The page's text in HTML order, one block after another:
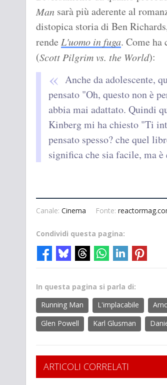
Man sarà più aderente al
distopica storia di Ben
rende L'uomo in fuga. Come ha
(Scott Pilgrim vs. the World):
Anche da adolescente,
pensato "Oh, questo non è
abbia mai adattato. Quindi
Kinberg mi ha chiesto "Ti
pensato spesso? che quel
significa che sia facile, ma
Canale: Cinema Fonte:
Condividi questa pagina:
In questa pagina si parla di:
Running Man
L'implacabile
Glen Powell
Karl Glusman
ARTICOLI CORRELATI